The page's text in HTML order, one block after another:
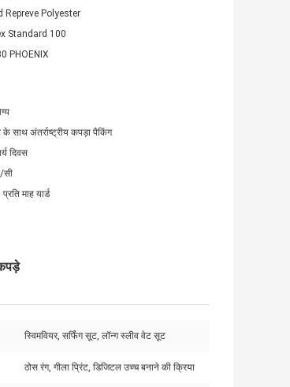
Repreve Polyester
Standard 100
PHOENIX
साथ अंतर्राष्ट्रीय कपड़ा पैकिंग
दिवस
सी
माह यार्ड
स्विमवियर, सर्फिंग सूट, लॉन्ग स्लीव वेट सूट
ठोस रंग, गीला प्रिंट, डिजिटल उच्च बनाने की क्रिया